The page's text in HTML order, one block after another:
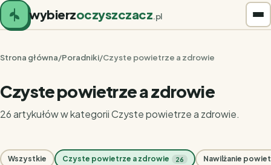
wybierzoczyszczacz.pl
Strona główna/Poradniki/Czyste powietrze a zdrowie
Czyste powietrze a zdrowie
26 artykułów w kategorii Czyste powietrze a zdrowie.
Wszystkie Czyste powietrze a zdrowie 26 Nawilżanie